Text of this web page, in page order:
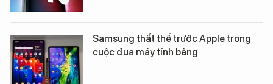
Samsung thất thế trước Apple trong
cuộc đua máy tính bảng